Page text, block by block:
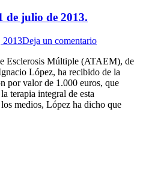
de julio de 2013.
2013Deja un comentario
Esclerosis Múltiple (ATAEM), de
López, ha recibido de la
por valor de 1.000 euros, que
terapia integral de esta
medios, López ha dicho que